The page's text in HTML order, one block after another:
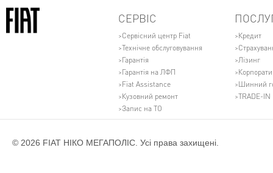
СЕРВІС
Сервісний центр Fiat
Технічне обслуговування
Гарантія
Гарантія на ЛФП
Fiat Assistance
Кузовний ремонт
Запис на ТО
Кредит
Лізинг
Шинний
TRADE-IN
© 2026 FIAT НІКО МЕГАПОЛІС. Усі права захищені.